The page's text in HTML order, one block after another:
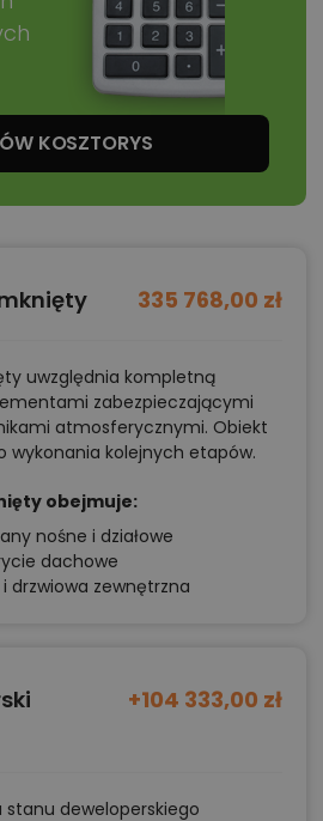
KOSZTORYS
335 768,00 zł
uwzględnia kompletną
zabezpieczającymi
atmosferycznymi. Obiekt
wykonania kolejnych etapów.
obejmuje:
nośne i działowe
dachowe
drzwiowa zewnętrzna
+104 333,00 zł
deweloperskiego